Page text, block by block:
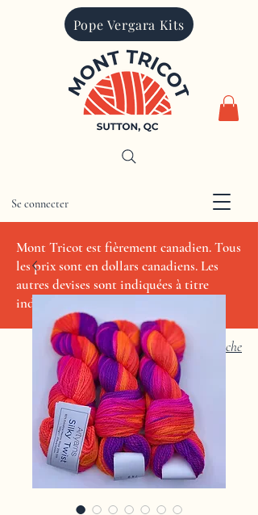
Pope Vergara Kits
CAD (C$)
Mont Tricot est fièrement canadien. Tous
les prix sont en dollars canadiens. Les
autres devises sont indiquées à titre
indicatif seulement.
Se connecter
Recherche